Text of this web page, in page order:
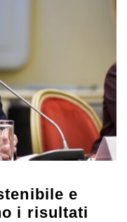
e
i risultati